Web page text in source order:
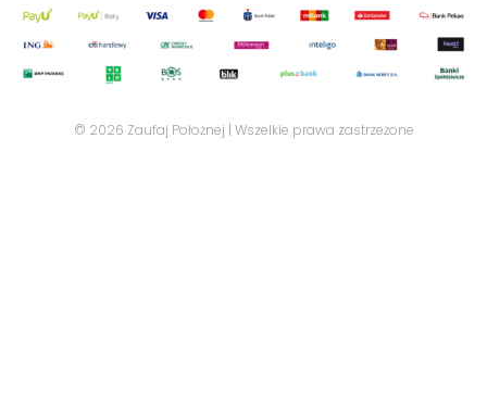
© 2026 Zaufaj Położnej | Wszelkie prawa zastrzeżone